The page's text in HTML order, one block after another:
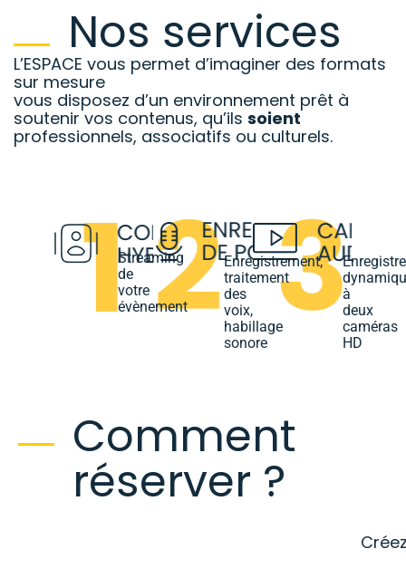
Nos services
L’ESPACE vous permet d’imaginer des formats
sur mesure
vous disposez d’un environnement prêt à
soutenir vos contenus, qu’ils soient
professionnels, associatifs ou culturels.
Streaming
de
votre
évènement
Enregistrement,
traitement
des
voix,
habillage
sonore
à
deux
caméras
HD
Comment
réserver ?